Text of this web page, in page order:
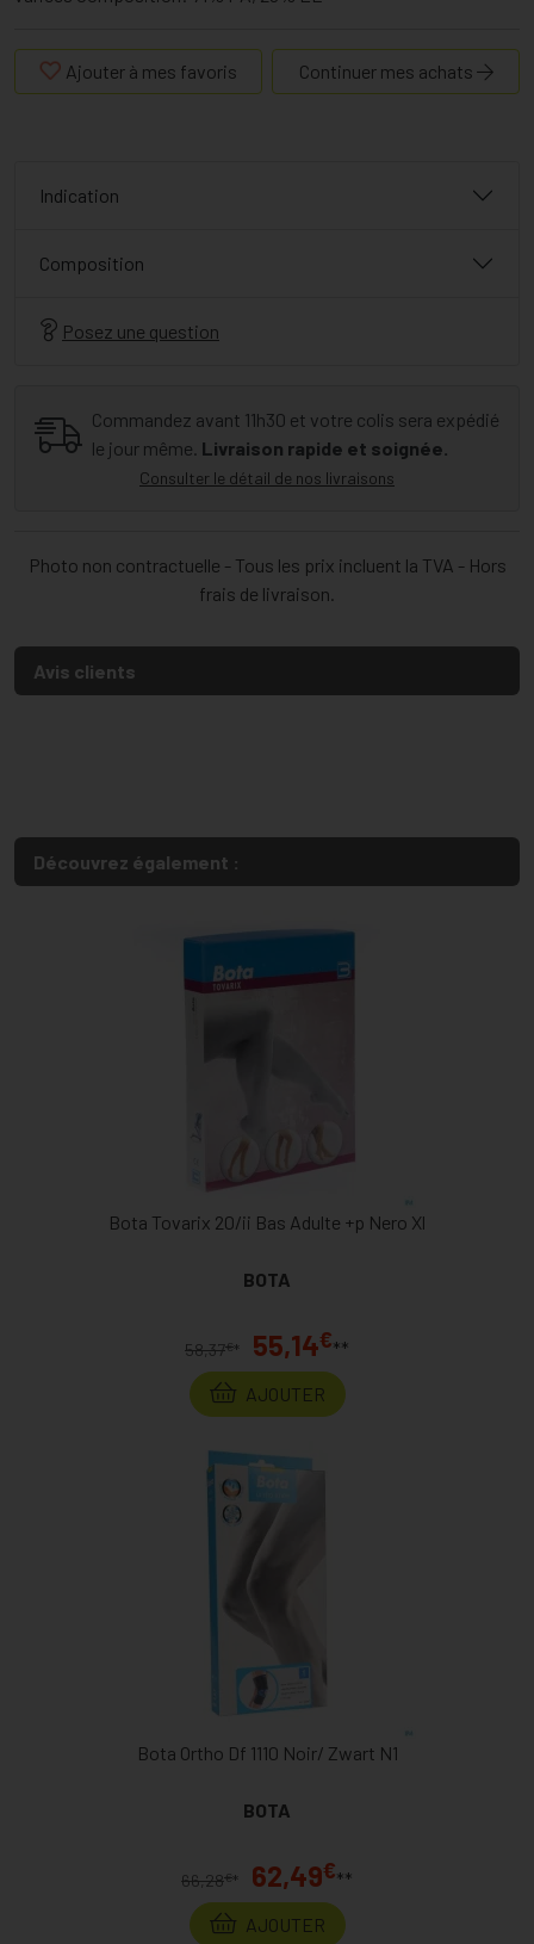
Ajouter à mes favoris Continuer mes achats
Indication
Composition
Posez une question
Commandez avant 11h30 et votre colis sera expédié
le jour même. Livraison rapide et soignée.
Consulter le détail de nos livraisons
Photo non contractuelle - Tous les prix incluent la TVA - Hors
frais de livraison.
Avis clients
Découvrez également :
Bota Tovarix 20/ii Bas Adulte +p Nero Xl
BOTA
58,37€* 55,14€**
AJOUTER
Bota Ortho Df 1110 Noir/ Zwart N1
BOTA
66,28€* 62,49€**
AJOUTER